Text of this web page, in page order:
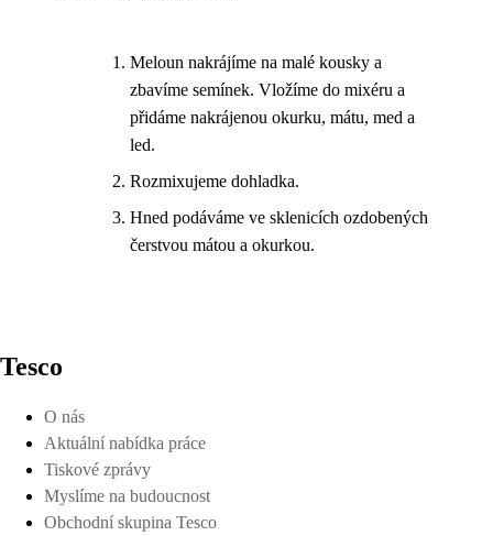
Meloun nakrájíme na malé kousky a
zbavíme semínek. Vložíme do mixéru a
přidáme nakrájenou okurku, mátu, med a
led.
Rozmixujeme dohladka.
Hned podáváme ve sklenicích ozdobených
čerstvou mátou a okurkou.
Tesco
O nás
Aktuální nabídka práce
Tiskové zprávy
Myslíme na budoucnost
Obchodní skupina Tesco